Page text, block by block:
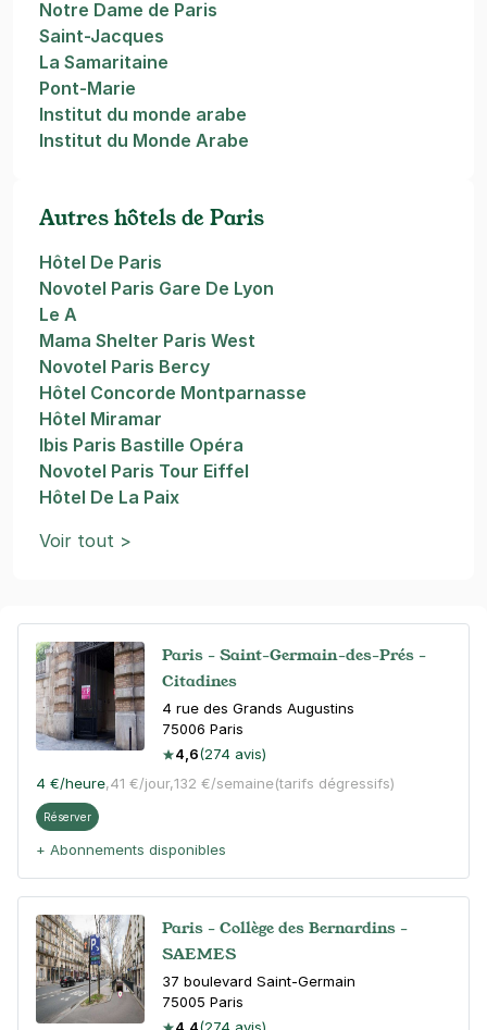
Paris - Saint-Germain-des-Prés -
Citadines
4 rue des Grands Augustins
75006 Paris
4,6(274 avis)
4 €/heure,41 €/jour,132 €/semaine(tarifs dégressifs)
Réserver
+ Abonnements disponibles
Paris - Collège des Bernardins -
SAEMES
37 boulevard Saint-Germain
75005 Paris
Notre Dame de Paris
Saint-Jacques
La Samaritaine
Pont-Marie
Institut du monde arabe
Institut du Monde Arabe
Autres hôtels de Paris
Hôtel De Paris
Novotel Paris Gare De Lyon
Le A
Mama Shelter Paris West
Novotel Paris Bercy
Hôtel Concorde Montparnasse
Hôtel Miramar
Ibis Paris Bastille Opéra
Novotel Paris Tour Eiffel
Hôtel De La Paix
Voir tout >